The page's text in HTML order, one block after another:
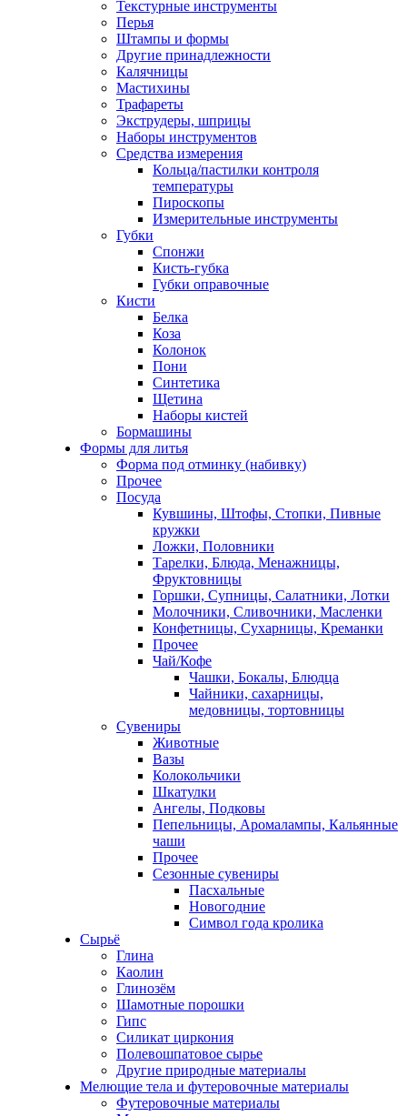
Текстурные инструменты
Перья
Штампы и формы
Другие принадлежности
Калячницы
Мастихины
Трафареты
Экструдеры, шприцы
Наборы инструментов
Средства измерения
Кольца/пастилки контроля
температуры
Пироскопы
Измерительные инструменты
Губки
Спонжи
Кисть-губка
Губки оправочные
Кисти
Белка
Коза
Колонок
Пони
Синтетика
Щетина
Наборы кистей
Бормашины
Формы для литья
Форма под отминку (набивку)
Прочее
Посуда
Кувшины, Штофы, Стопки, Пивные
кружки
Ложки, Половники
Тарелки, Блюда, Менажницы,
Фруктовницы
Горшки, Супницы, Салатники, Лотки
Молочники, Сливочники, Масленки
Конфетницы, Сухарницы, Креманки
Прочее
Чай/Кофе
Чашки, Бокалы, Блюдца
Чайники, сахарницы,
медовницы, тортовницы
Сувениры
Животные
Вазы
Колокольчики
Шкатулки
Ангелы, Подковы
Пепельницы, Аромалампы, Кальянные
чаши
Прочее
Сезонные сувениры
Пасхальные
Новогодние
Символ года кролика
Сырьё
Глина
Каолин
Глинозём
Шамотные порошки
Гипс
Силикат циркония
Полевошпатовое сырье
Другие природные материалы
Мелющие тела и футеровочные материалы
Футеровочные материалы